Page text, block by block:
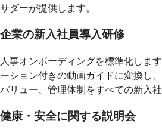
サダーが提供します。
企業の新入社員導入研修
人事オンボーディングを標準化しま
ーション付きの動画ガイドに変換し
バリュー、管理体制をすべての新入社
健康・安全に関する説明会